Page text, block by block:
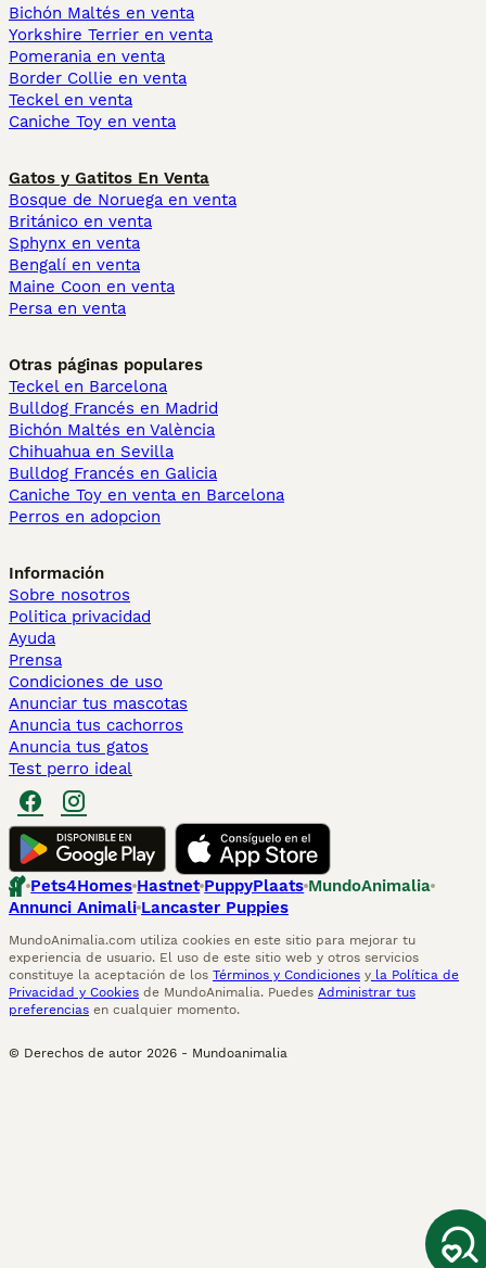
Bichón Maltés en venta
Yorkshire Terrier en venta
Pomerania en venta
Border Collie en venta
Teckel en venta
Caniche Toy en venta
Gatos y Gatitos En Venta
Bosque de Noruega en venta
Británico en venta
Sphynx en venta
Bengalí en venta
Maine Coon en venta
Persa en venta
Otras páginas populares
Teckel en Barcelona
Bulldog Francés en Madrid
Bichón Maltés en València
Chihuahua en Sevilla
Bulldog Francés en Galicia
Caniche Toy en venta en Barcelona
Perros en adopcion
Información
Sobre nosotros
Politica privacidad
Ayuda
Prensa
Condiciones de uso
Anunciar tus mascotas
Anuncia tus cachorros
Anuncia tus gatos
Test perro ideal
Pets4Homes Hastnet PuppyPlaats MundoAnimalia
Annunci Animali Lancaster Puppies
MundoAnimalia.com utiliza cookies en este sitio para mejorar tu
experiencia de usuario. El uso de este sitio web y otros servicios
constituye la aceptación de los Términos y Condiciones y la Política de
Privacidad y Cookies de MundoAnimalia. Puedes Administrar tus
preferencias en cualquier momento.
© Derechos de autor 2026 - Mundoanimalia